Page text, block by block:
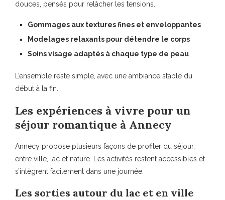
douces, pensés pour relâcher les tensions.
Gommages aux textures fines et enveloppantes
Modelages relaxants pour détendre le corps
Soins visage adaptés à chaque type de peau
L’ensemble reste simple, avec une ambiance stable du
début à la fin.
Les expériences à vivre pour un
séjour romantique à Annecy
Annecy propose plusieurs façons de profiter du séjour,
entre ville, lac et nature. Les activités restent accessibles et
s’intègrent facilement dans une journée.
Les sorties autour du lac et en ville